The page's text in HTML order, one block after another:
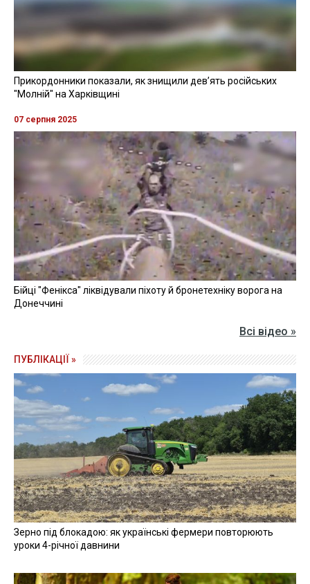
Прикордонники показали, як знищили девʼять російських
"Молній" на Харківщині
07 серпня 2025
Бійці "Фенікса" ліквідували піхоту й бронетехніку ворога на
Донеччині
Всі відео »
ПУБЛІКАЦІЇ »
Зерно під блокадою: як українські фермери повторюють
уроки 4-річної давнини